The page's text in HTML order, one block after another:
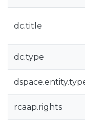
dc.title
dc.type
rcaap.rights